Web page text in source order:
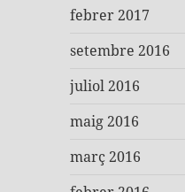
febrer 2017
setembre 2016
juliol 2016
maig 2016
març 2016